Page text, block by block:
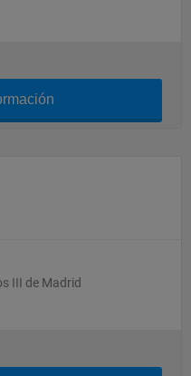
III de Madrid